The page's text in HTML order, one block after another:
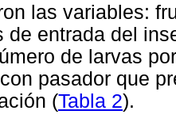
las variables:
de entrada del
de larvas
pasador que
(Tabla 2).